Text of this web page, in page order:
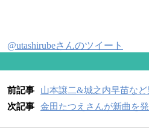
@utashirubeさんのツイート
前記事
山本譲二&城之内早苗な
次記事
金田たつえさんが新曲を